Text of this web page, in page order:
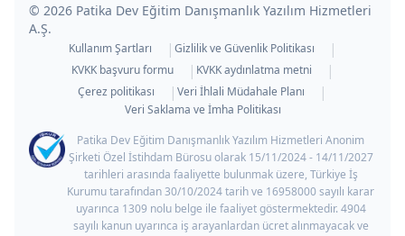
© 2026 Patika Dev Eğitim Danışmanlık Yazılım Hizmetleri
A.Ş.
Kullanım Şartları | Gizlilik ve Güvenlik Politikası |
KVKK başvuru formu | KVKK aydınlatma metni |
Çerez politikası | Veri İhlali Müdahale Planı |
Veri Saklama ve İmha Politikası
Patika Dev Eğitim Danışmanlık Yazılım Hizmetleri Anonim
Şirketi Özel İstihdam Bürosu olarak 15/11/2024 - 14/11/2027
tarihleri arasında faaliyette bulunmak üzere, Türkiye İş
Kurumu tarafından 30/10/2024 tarih ve 16958000 sayılı karar
uyarınca 1309 nolu belge ile faaliyet göstermektedir. 4904
sayılı kanun uyarınca iş arayanlardan ücret alınmayacak ve